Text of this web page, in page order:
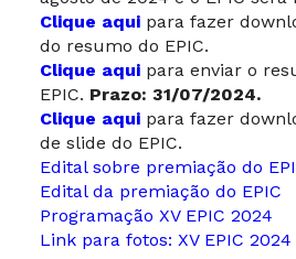
Clique aqui para fazer
do resumo do EPIC.
Clique aqui para enviar o
EPIC. Prazo: 31/07/2024.
Clique aqui para fazer
de slide do EPIC.
Edital sobre premiação do
Edital da premiação do EPIC
Programação XV EPIC 2024
Link para fotos: XV EPIC 2024